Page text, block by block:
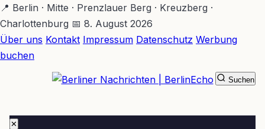
Zum
Hauptinhalt
springen
📍 Berlin · Mitte · Prenzlauer Berg · Kreuzberg ·
Charlottenburg 📅 8. August 2026
Über uns Kontakt Impressum Datenschutz Werbung
buchen
✕
Suchen